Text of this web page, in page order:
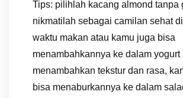
Tips: pilihlah kacang almond tanpa
nikmatilah sebagai camilan sehat
waktu makan atau kamu juga bisa
menambahkannya ke dalam yogurt
menambahkan tekstur dan rasa,
bisa menaburkannya ke dalam